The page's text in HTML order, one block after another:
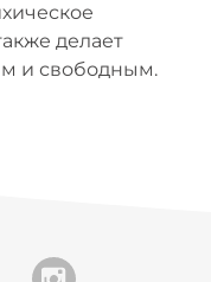
делает
и свободным.